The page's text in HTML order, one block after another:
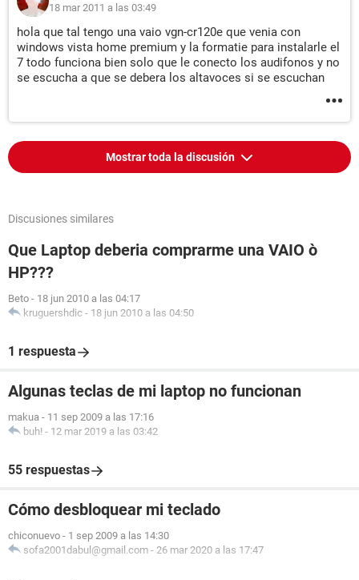
18 mar 2011 a las 03:49
hola que tal tengo una vaio vgn-cr120e que venia con
windows vista home premium y la formatie para instalarle el
7 todo funciona bien solo que le conecto los audifonos y no
se escucha a que se debera los altavoces si se escuchan
Mostrar toda la discusión
Discusiones similares
Que Laptop deberia comprarme una VAIO ò
HP???
Beto - 18 jun 2010 a las 04:17
kruguershdic - 18 jun 2010 a las 04:50
1 respuesta
Algunas teclas de mi laptop no funcionan
makua - 11 sep 2009 a las 17:16
buh! - 12 mar 2019 a las 03:42
55 respuestas
Cómo desbloquear mi teclado
chiconuevo - 1 sep 2009 a las 14:30
sofa2001dabul@gmail.com - 26 mar 2020 a las 17:47